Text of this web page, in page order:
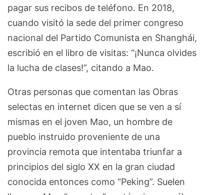
pagar sus recibos de teléfono. En 2018,
cuando visitó la sede del primer congreso
nacional del Partido Comunista en Shanghái,
escribió en el libro de visitas: “¡Nunca olvides
la lucha de clases!”, citando a Mao.
Otras personas que comentan las Obras
selectas en internet dicen que se ven a sí
mismas en el joven Mao, un hombre de
pueblo instruido proveniente de una
provincia remota que intentaba triunfar a
principios del siglo XX en la gran ciudad
conocida entonces como “Peking”. Suelen